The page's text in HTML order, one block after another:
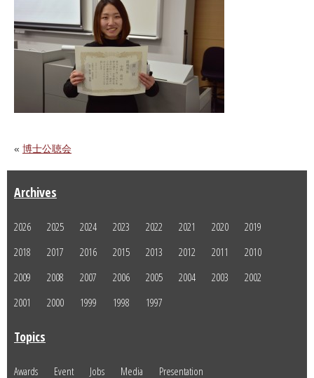
« 博士公聴会
Archives
2026 2025 2024 2023 2022 2021 2020
2019
2018
2017 2016 2015 2013 2012 2011
2010
2009
2008 2007 2006 2005 2004 2003
2002
2001
2000 1999 1998 1997
Topics
Awards Event Jobs Media Presentation